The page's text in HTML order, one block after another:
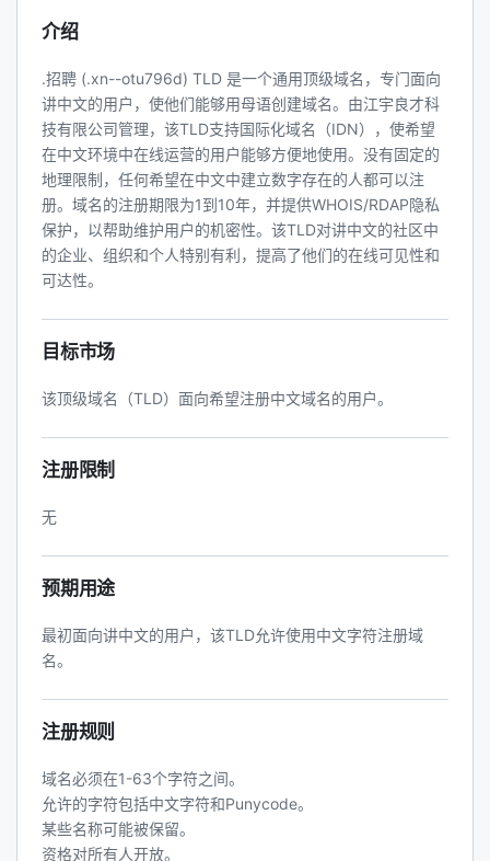
介绍
.招聘 (.xn--otu796d) TLD 是一个通用顶级域名，专门面向
讲中文的用户，使他们能够用母语创建域名。由江宇良才科
技有限公司管理，该TLD支持国际化域名（IDN），使希望
在中文环境中在线运营的用户能够方便地使用。没有固定的
地理限制，任何希望在中文中建立数字存在的人都可以注
册。域名的注册期限为1到10年，并提供WHOIS/RDAP隐私
保护，以帮助维护用户的机密性。该TLD对讲中文的社区中
的企业、组织和个人特别有利，提高了他们的在线可见性和
可达性。
目标市场
该顶级域名（TLD）面向希望注册中文域名的用户。
注册限制
无
预期用途
最初面向讲中文的用户，该TLD允许使用中文字符注册域
名。
注册规则
域名必须在1-63个字符之间。
允许的字符包括中文字符和Punycode。
某些名称可能被保留。
资格对所有人开放。